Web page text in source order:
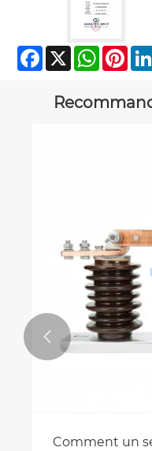
Facebook
X WhatsApp
Comment un
